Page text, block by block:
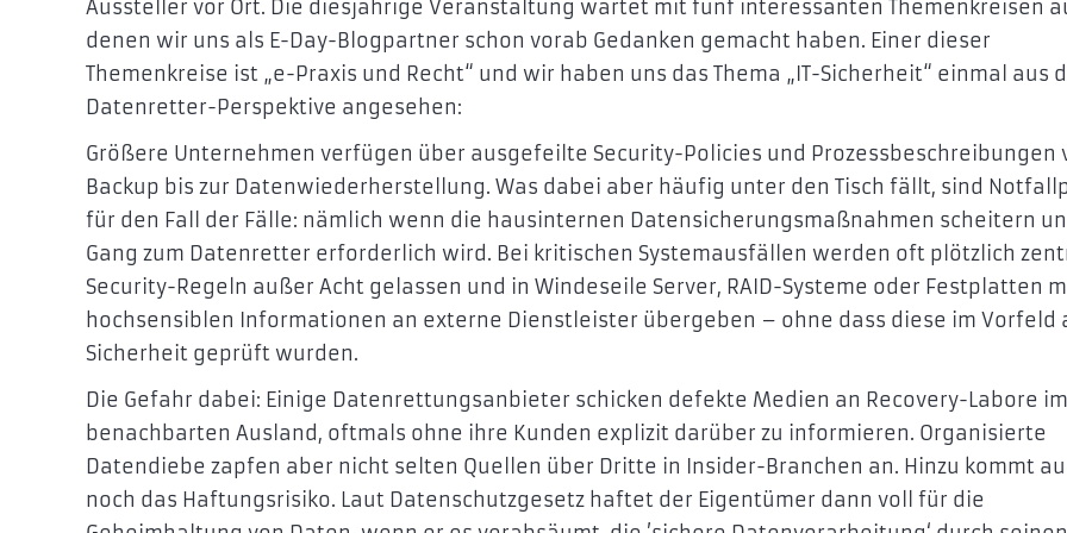
Aussteller vor Ort. Die diesjährige Veranstaltung wartet mit fünf interessanten Themenkreisen
denen wir uns als E-Day-Blogpartner schon vorab Gedanken gemacht haben. Einer dieser
Themenkreise ist „e-Praxis und Recht“ und wir haben uns das Thema „IT-Sicherheit“ einmal aus
Datenretter-Perspektive angesehen:
Größere Unternehmen verfügen über ausgefeilte Security-Policies und Prozessbeschreibungen
Backup bis zur Datenwiederherstellung. Was dabei aber häufig unter den Tisch fällt, sind
für den Fall der Fälle: nämlich wenn die hausinternen Datensicherungsmaßnahmen scheitern
Gang zum Datenretter erforderlich wird. Bei kritischen Systemausfällen werden oft plötzlich
Security-Regeln außer Acht gelassen und in Windeseile Server, RAID-Systeme oder Festplatten
hochsensiblen Informationen an externe Dienstleister übergeben – ohne dass diese im Vorfeld
Sicherheit geprüft wurden.
Die Gefahr dabei: Einige Datenrettungsanbieter schicken defekte Medien an Recovery-Labore im
benachbarten Ausland, oftmals ohne ihre Kunden explizit darüber zu informieren. Organisierte
Datendiebe zapfen aber nicht selten Quellen über Dritte in Insider-Branchen an. Hinzu kommt
noch das Haftungsrisiko. Laut Datenschutzgesetz haftet der Eigentümer dann voll für die